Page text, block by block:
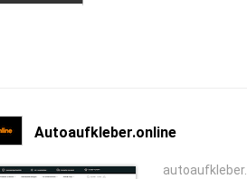
Autoaufkleber.online